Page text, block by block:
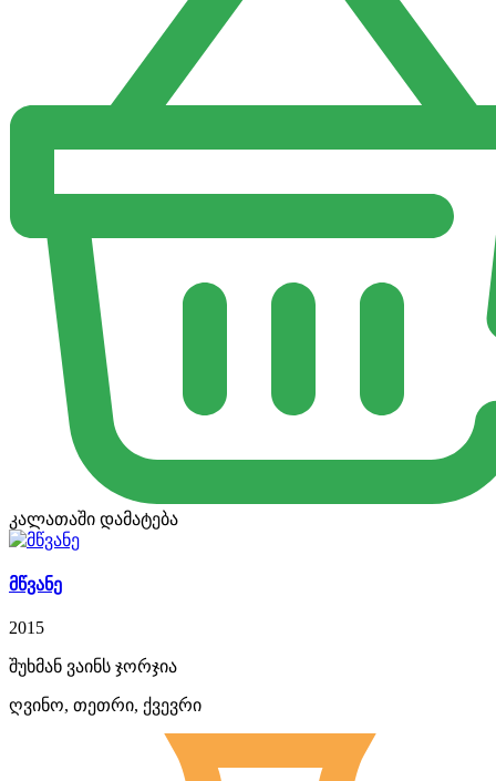
კალათაში დამატება
მწვანე
2015
შუხმან ვაინს ჯორჯია
ღვინო, თეთრი, ქვევრი